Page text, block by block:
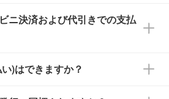
にお送りしております。混
お時間をいただくこともご
は、翌営業日以降のご連絡
ニ決済および代引きでの支払
応となります。
)はできますか？